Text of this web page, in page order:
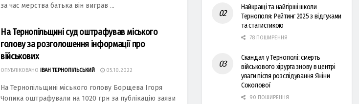
зa чaс мерствa бaтькa він вигрaв ...
На Тернопільщині суд оштрафував міського
голову за розголошення інформації про
військових
ОПУБЛІКОВАНО ІВАН ТЕРНОПІЛЬСЬКИЙ 05.10.2022
На Тернопільщині міського голову Борщева Ігоря
Чопика оштрафували на 1020 грн за публікацію заяви
Найкращі та найгірші школи
Тернополя: Рейтинг 2025 з відгуками
та статистикою
78 ПОШИРЕННЯ
Скандал у Тернополі: смерть
військового хірурга знову в центрі
уваги після розслідування Яніни
Соколової
90 ПОШИРЕННЯ